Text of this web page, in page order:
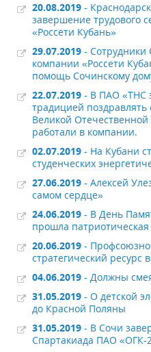
20.08.2019 -
завершение трудового
«Россети Кубань»
29.07.2019 - Сотрудники
компании «Россети
помощь Сочинскому
22.07.2019 - В ПАО «ТНС
традицией
Великой
работали в компании.
02.07.2019 - На Кубани
студенческих
27.06.2019 - Алексей
самом сердце»
24.06.2019 - В День
прошла
20.06.2019 -
стратегический ресурс
04.06.2019 - Должны
31.05.2019 - О детской
до Красной Поляны
31.05.2019 - В Сочи
Спартакиада ПАО «ОГК-